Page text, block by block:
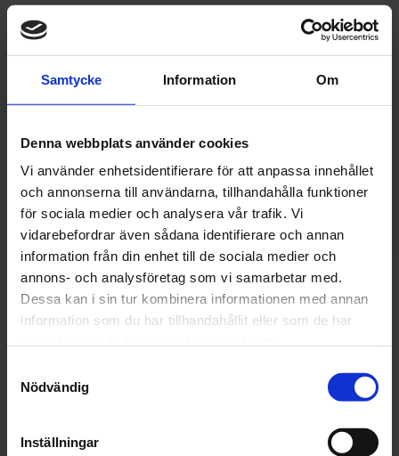
Samtycke Information Om
Denna webbplats använder cookies
Vi använder enhetsidentifierare för att anpassa innehållet
och annonserna till användarna, tillhandahålla funktioner
för sociala medier och analysera vår trafik. Vi
vidarebefordrar även sådana identifierare och annan
information från din enhet till de sociala medier och
annons- och analysföretag som vi samarbetar med.
Dessa kan i sin tur kombinera informationen med annan
information som du har tillhandahållit eller som de har
Nödvändig
Inställningar
verktyg är de nu bättre rustade för arbetslivet.
Freja Partners sätt att förhålla sig till GDPR ur
ett praktiskt perspektiv gör att jag som
företagare känner mig trygg i att det passar
även är Digital Strateg på WonderBrand AB.
Senaste nytt